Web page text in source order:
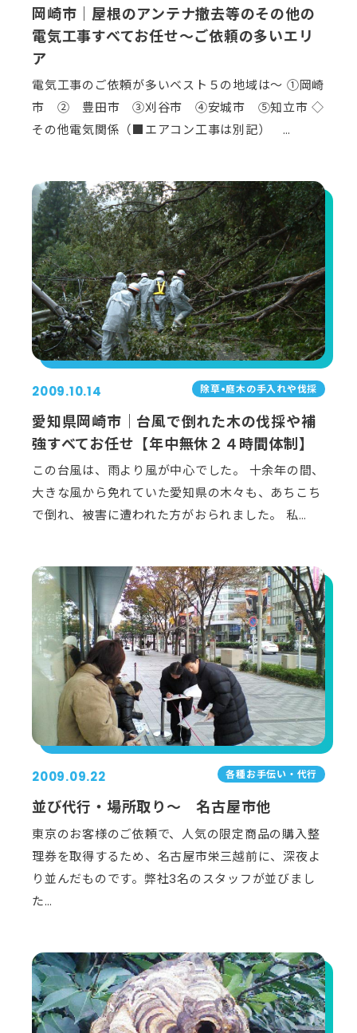
岡崎市｜屋根のアンテナ撤去等のその他の
電気工事すべてお任せ～ご依頼の多いエリ
ア
電気工事のご依頼が多いベスト５の地域は～ ①岡崎
市 ② 豊田市 ③刈谷市 ④安城市 ⑤知立市 ◇
その他電気関係（■エアコン工事は別記） …
2009.10.14 除草•庭⽊の⼿⼊れや伐採
愛知県岡崎市｜台風で倒れた木の伐採や補
強すべてお任せ【年中無休２４時間体制】
この台風は、雨より風が中心でした。 十余年の間、
大きな風から免れていた愛知県の木々も、あちこち
で倒れ、被害に遭われた方がおられました。 私…
2009.09.22 各種お手伝い・代行
並び代行・場所取り～ 名古屋市他
東京のお客様のご依頼で、人気の限定商品の購入整
理券を取得するため、名古屋市栄三越前に、深夜よ
り並んだものです。弊社3名のスタッフが並びまし
た…